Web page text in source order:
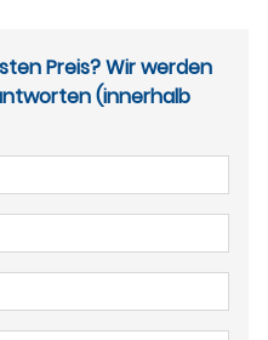
Preis? Wir werden
(innerhalb